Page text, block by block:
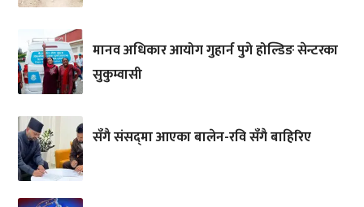
मानव अधिकार आयोग गुहार्न पुगे होल्डिङ सेन्टरका
सुकुम्वासी
सँगै संसद्‌मा आएका बालेन-रवि सँगै बाहिरिए